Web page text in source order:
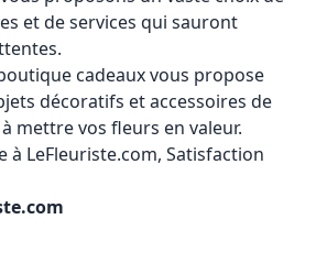
et de services qui sauront
cadeaux vous propose
décoratifs et accessoires de
mettre vos fleurs en valeur.
à LeFleuriste.com, Satisfaction